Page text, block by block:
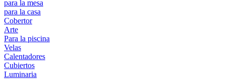
para la mesa
para la casa
Cobertor
Arte
Para la piscina
Velas
Calentadores
Cubiertos
Luminaria